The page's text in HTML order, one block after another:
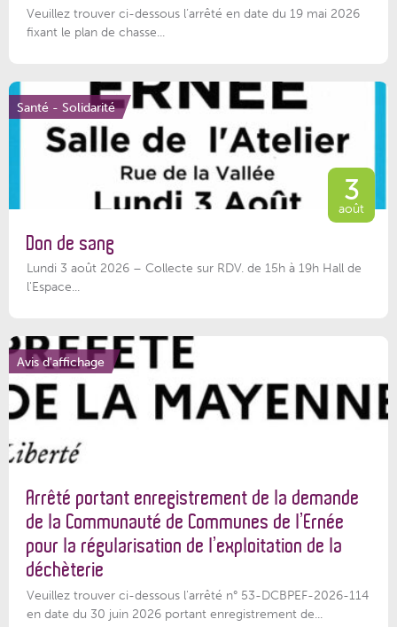
Veuillez trouver ci-dessous l’arrêté en date du 19 mai 2026
fixant le plan de chasse...
Santé - Solidarité
3
août
Don de sang
Lundi 3 août 2026 – Collecte sur RDV. de 15h à 19h Hall de
l'Espace...
Avis d'affichage
Arrêté portant enregistrement de la demande
de la Communauté de Communes de l’Ernée
pour la régularisation de l’exploitation de la
déchèterie
Veuillez trouver ci-dessous l'arrêté n° 53-DCBPEF-2026-114
en date du 30 juin 2026 portant enregistrement de...